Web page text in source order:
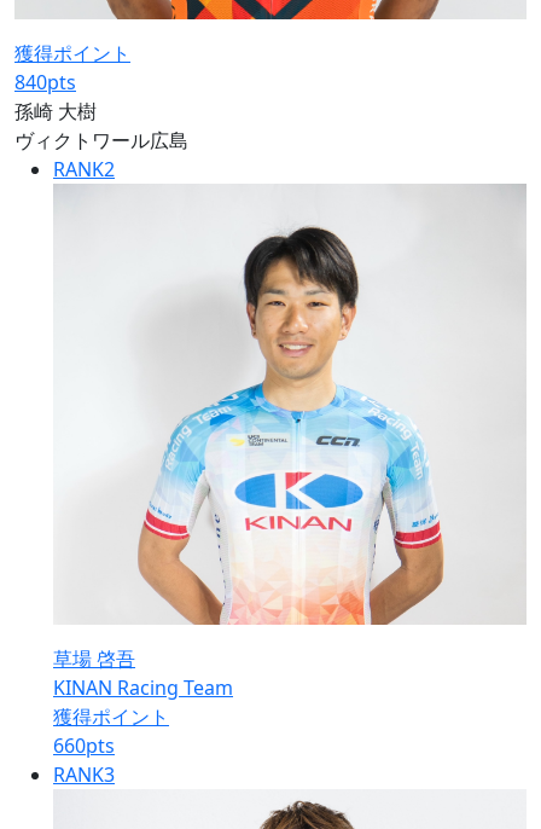
獲得ポイント
840pts
孫崎 大樹
ヴィクトワール広島
RANK2
草場 啓吾
KINAN Racing Team
獲得ポイント
660pts
RANK3